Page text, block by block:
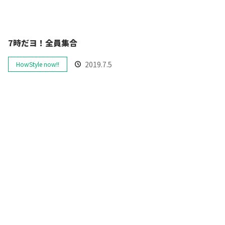
7時だヨ！全員集合
HowStyle now!! 2019.7.5